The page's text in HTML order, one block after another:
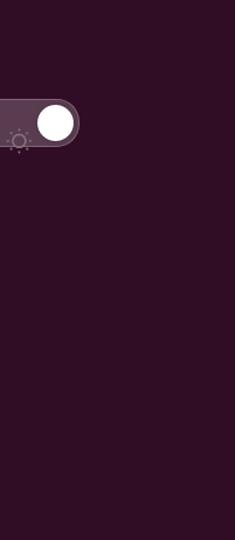
Basculer l'affichage en